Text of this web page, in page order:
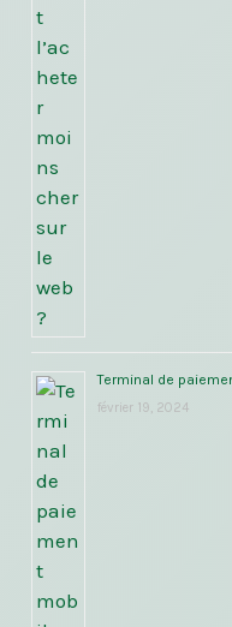
Terminal de
février 19, 2024